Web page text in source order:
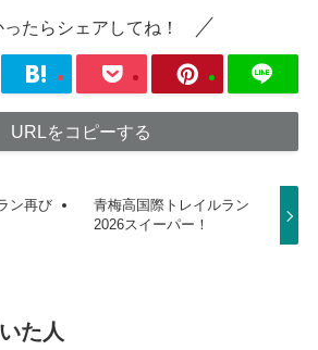
ったらシェアしてね！
URLをコピーする
ン再び
青梅高国際トレイルラン
2026スイーパー！
た人